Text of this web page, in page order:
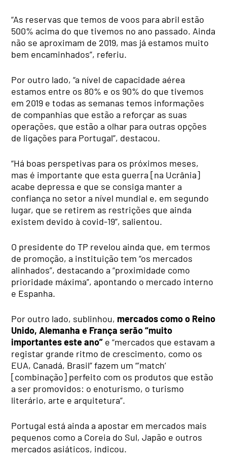
“As reservas que temos de voos para abril estão
500% acima do que tivemos no ano passado. Ainda
não se aproximam de 2019, mas já estamos muito
bem encaminhados”, referiu.
Por outro lado, “a nível de capacidade aérea
estamos entre os 80% e os 90% do que tivemos
em 2019 e todas as semanas temos informações
de companhias que estão a reforçar as suas
operações, que estão a olhar para outras opções
de ligações para Portugal”, destacou.
“Há boas perspetivas para os próximos meses,
mas é importante que esta guerra [na Ucrânia]
acabe depressa e que se consiga manter a
confiança no setor a nível mundial e, em segundo
lugar, que se retirem as restrições que ainda
existem devido à covid-19”, salientou.
O presidente do TP revelou ainda que, em termos
de promoção, a instituição tem “os mercados
alinhados”, destacando a “proximidade como
prioridade máxima”, apontando o mercado interno
e Espanha.
Por outro lado, sublinhou, mercados como o Reino
Unido, Alemanha e França serão “muito
importantes este ano” e “mercados que estavam a
registar grande ritmo de crescimento, como os
EUA, Canadá, Brasil” fazem um “’match’
[combinação] perfeito com os produtos que estão
a ser promovidos: o enoturismo, o turismo
literário, arte e arquitetura”.
Portugal está ainda a apostar em mercados mais
pequenos como a Coreia do Sul, Japão e outros
mercados asiáticos, indicou.